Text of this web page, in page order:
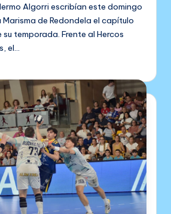
Algorri escribían este domingo
Marisma de Redondela el capítulo
temporada. Frente al Hercos
el…